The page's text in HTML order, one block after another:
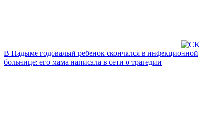
В Надыме годовалый ребенок скончался в инфекционной
больнице: его мама написала в сети о трагедии